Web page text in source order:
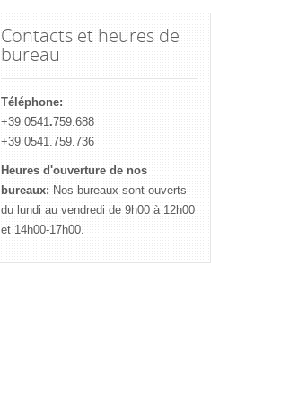
Contacts et heures de
bureau
Téléphone:
+39 0541 .759.688
+39 0541.759.736
Heures d'ouverture de nos
bureaux: Nos bureaux sont ouverts
du lundi au vendredi de 9h00 à 12h00
et 14h00-17h00.